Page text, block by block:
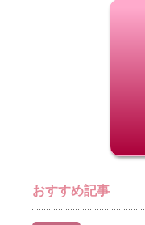
おすすめ記事